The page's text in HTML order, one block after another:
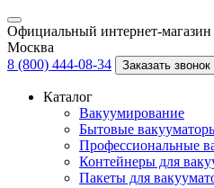
Официальный интернет-
Москва
8 (800) 444-08-34
Заказать звонок
Каталог
Вакуумирование
Бытовые
Профессиональные
Контейнеры для
Пакеты для